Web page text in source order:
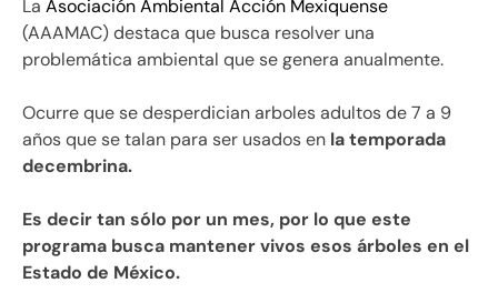
La Asociación Ambiental Acción Mexiquense
(AAAMAC) destaca que busca resolver una
problemática ambiental que se genera anualmente.
Ocurre que se desperdician arboles adultos de 7 a 9
años que se talan para ser usados en la temporada
decembrina.
Es decir tan sólo por un mes, por lo que este
programa busca mantener vivos esos árboles en el
Estado de México.